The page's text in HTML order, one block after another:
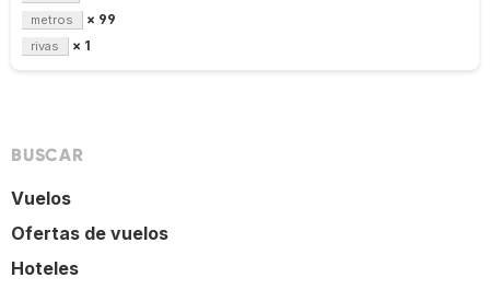
metros × 99
rivas × 1
BUSCAR
Vuelos
Ofertas de vuelos
Hoteles